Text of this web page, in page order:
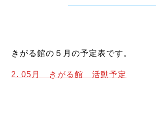
きがる館の５月の予定表です。
2. 05月 きがる館 活動予定